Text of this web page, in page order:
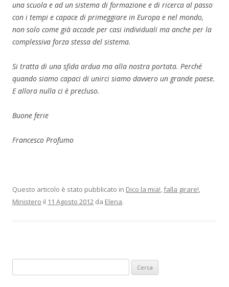
una scuola e ad un sistema di formazione e di ricerca al passo
con i tempi e capace di primeggiare in Europa e nel mondo,
non solo come già accade per casi individuali ma anche per la
complessiva forza stessa del sistema.
Si tratta di una sfida ardua ma alla nostra portata. Perché
quando siamo capaci di unirci siamo davvero un grande paese.
E allora nulla ci è precluso.
Buone ferie
Francesco Profumo
Questo articolo è stato pubblicato in Dico la mia!,falla girare!,
Ministero il 11 Agosto 2012 da Elena.
per: